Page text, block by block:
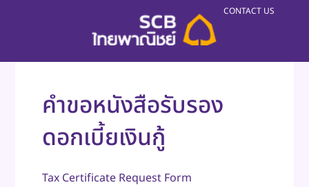
CONTACT US
คำขอหนังสือรับรอง
ดอกเบี้ยเงินกู้
Tax Certificate Request Form